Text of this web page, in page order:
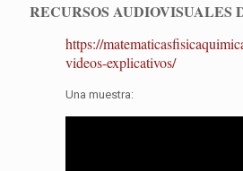
RECURSOS AUDIOVISUALES
https://
videos-explicativos/
Una muestra: